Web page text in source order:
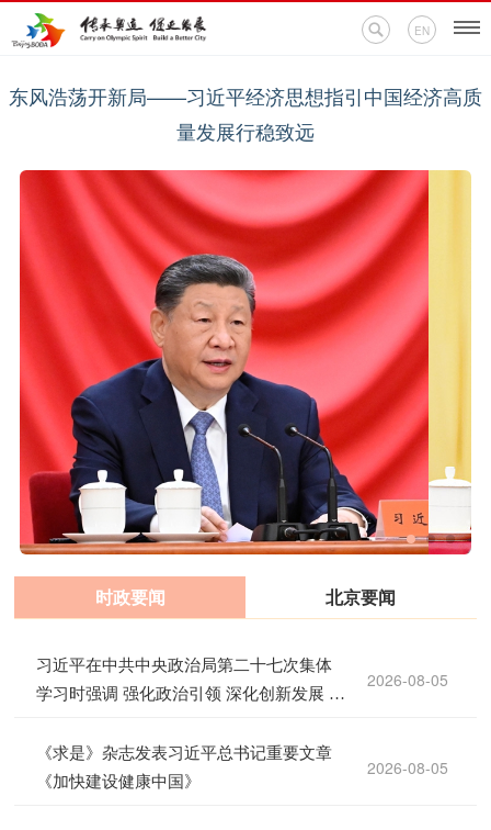
EN
首页
活动专题
奥运百科
奥促机构
奥运之家
联系我们
东风浩荡开新局——习近平经济思想指引中国经济高质
量发展行稳致远
时政要闻 北京要闻
习近平在中共中央政治局第二十七次集体
学习时强调 强化政治引领 深化创新发展 高
2026-08-05
《求是》杂志发表习近平总书记重要文章
《加快建设健康中国》
2026-08-05